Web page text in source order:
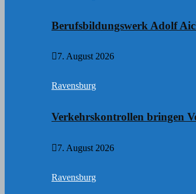
Berufsbildungswerk Adolf
7. August 2026
Ravensburg
Verkehrskontrollen bringen
7. August 2026
Ravensburg